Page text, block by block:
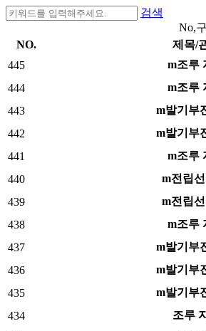
검색
No,
NO.
제목/
445
m조루
444
m조루
443
m발기부
442
m발기부
441
m조루
440
m전립
439
m전립
438
m조루
437
m발기부
436
m발기부
435
m발기부
434
조루